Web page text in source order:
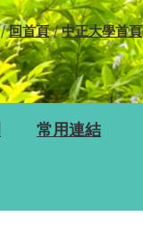
回首頁 中正大學首頁
常用連結